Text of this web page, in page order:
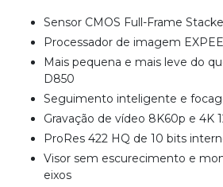
Sensor CMOS Full-Frame
Processador de imagem
Mais pequena e mais leve do
D850
Seguimento inteligente e
Gravação de vídeo 8K60p e 4K
ProRes 422 HQ de 10 bits
Visor sem escurecimento e
eixos